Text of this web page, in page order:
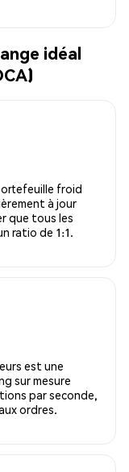
idéal
froid
à jour
que tous les
ratio de 1:1.
est une
sur mesure
par seconde,
ordres.